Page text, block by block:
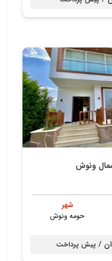
ونوش
شهر
حومه ونوش
پیش پرداخت